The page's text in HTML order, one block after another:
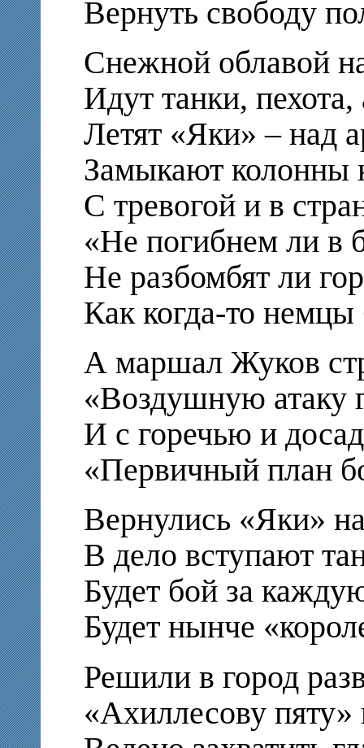
Вернуть свободу
Снежной облавой
Идут танки,
Летят «Яки» – над
Замыкают колонны
С тревогой и в
«Не погибнем ли в
Не разбомбят ли
Как когда-то
А маршал Жуков
«Воздушную атаку
И с горечью и
«Первичный план
Вернулись «Яки»
В дело вступают
Будет бой за
Будет нынче
Решили в город
«Ахиллесову пяту»